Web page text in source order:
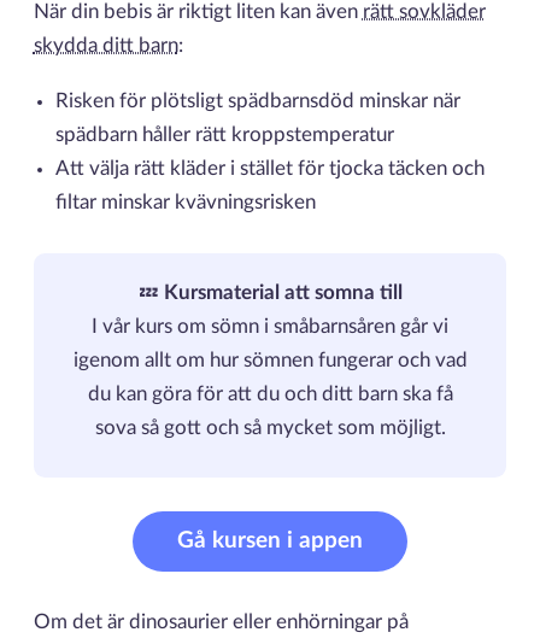
När din bebis är riktigt liten kan även rätt sovkläder
skydda ditt barn:
Risken för plötsligt spädbarnsdöd minskar när
spädbarn håller rätt kroppstemperatur
Att välja rätt kläder i stället för tjocka täcken och
filtar minskar kvävningsrisken
💤 Kursmaterial att somna till
I vår kurs om sömn i småbarnsåren går vi
igenom allt om hur sömnen fungerar och vad
du kan göra för att du och ditt barn ska få
sova så gott och så mycket som möjligt.
Gå kursen i appen
Om det är dinosaurier eller enhörningar på